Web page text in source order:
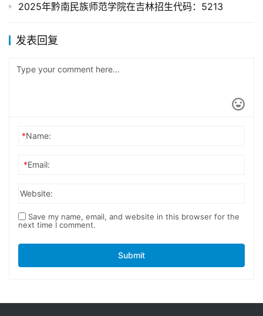
2025年黔南民族师范学院在吉林招生代码：5213
发表回复
*Name:
*Email:
Website:
Save my name, email, and website in this browser for the
next time I comment.
Submit